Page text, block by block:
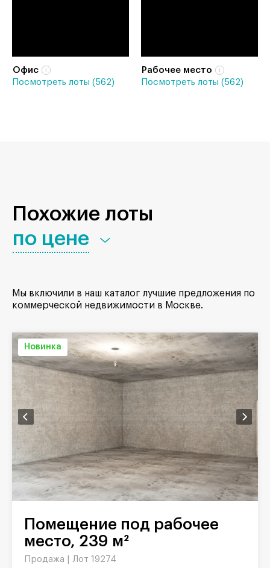
Офис
Посмотреть лоты (562)
Рабочее место
Посмотреть лоты (562)
Похожие лоты
по цене
Мы включили в наш каталог лучшие предложения по
коммерческой недвижимости в Москве.
Новинка
Помещение под рабочее
место, 239 м²
Продажа | Лот 19274